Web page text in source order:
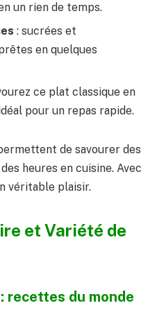
un rien de temps.
: sucrées et
en quelques
ce plat classique en
pour un repas rapide.
de savourer des
heures en cuisine. Avec
véritable plaisir.
et Variété de
recettes du monde